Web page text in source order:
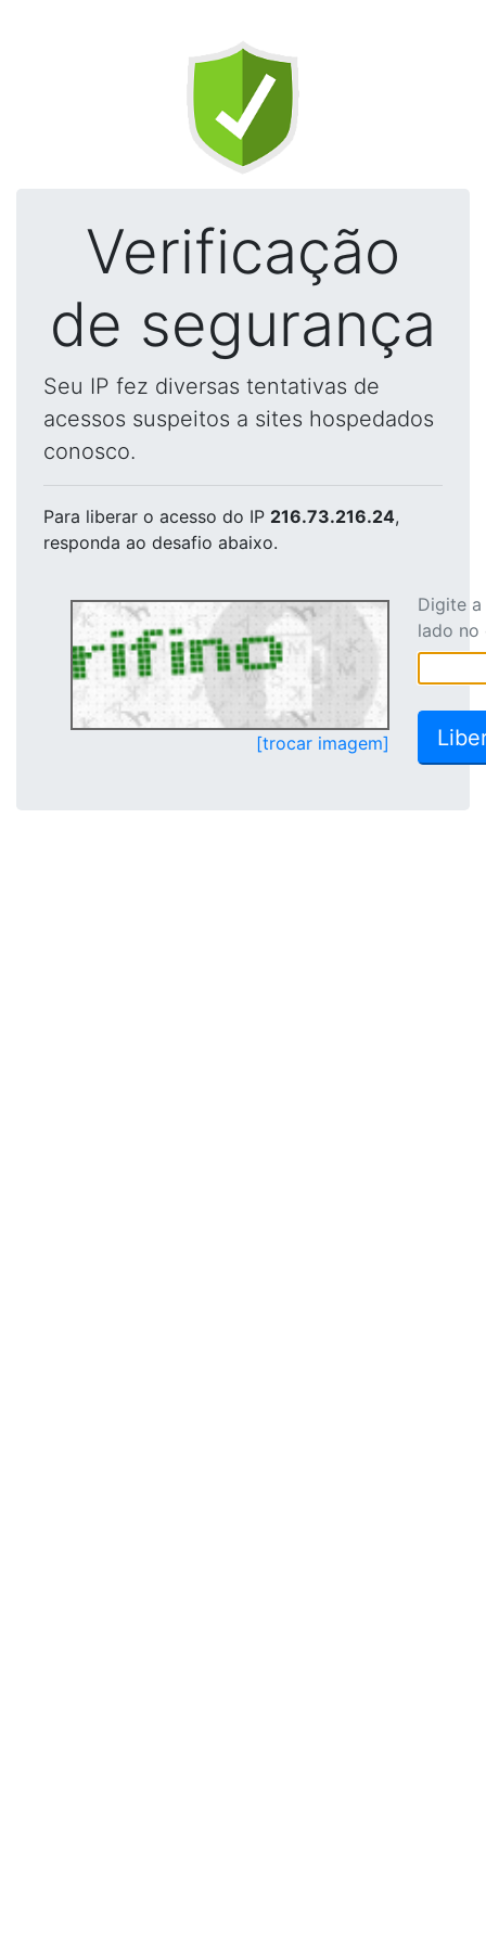
Verificação
de segurança
Seu IP fez diversas tentativas de
acessos suspeitos a sites hospedados
conosco.
Para liberar o acesso do IP 216.73.216.24,
responda ao desafio abaixo.
[trocar imagem]
Digite
lado no